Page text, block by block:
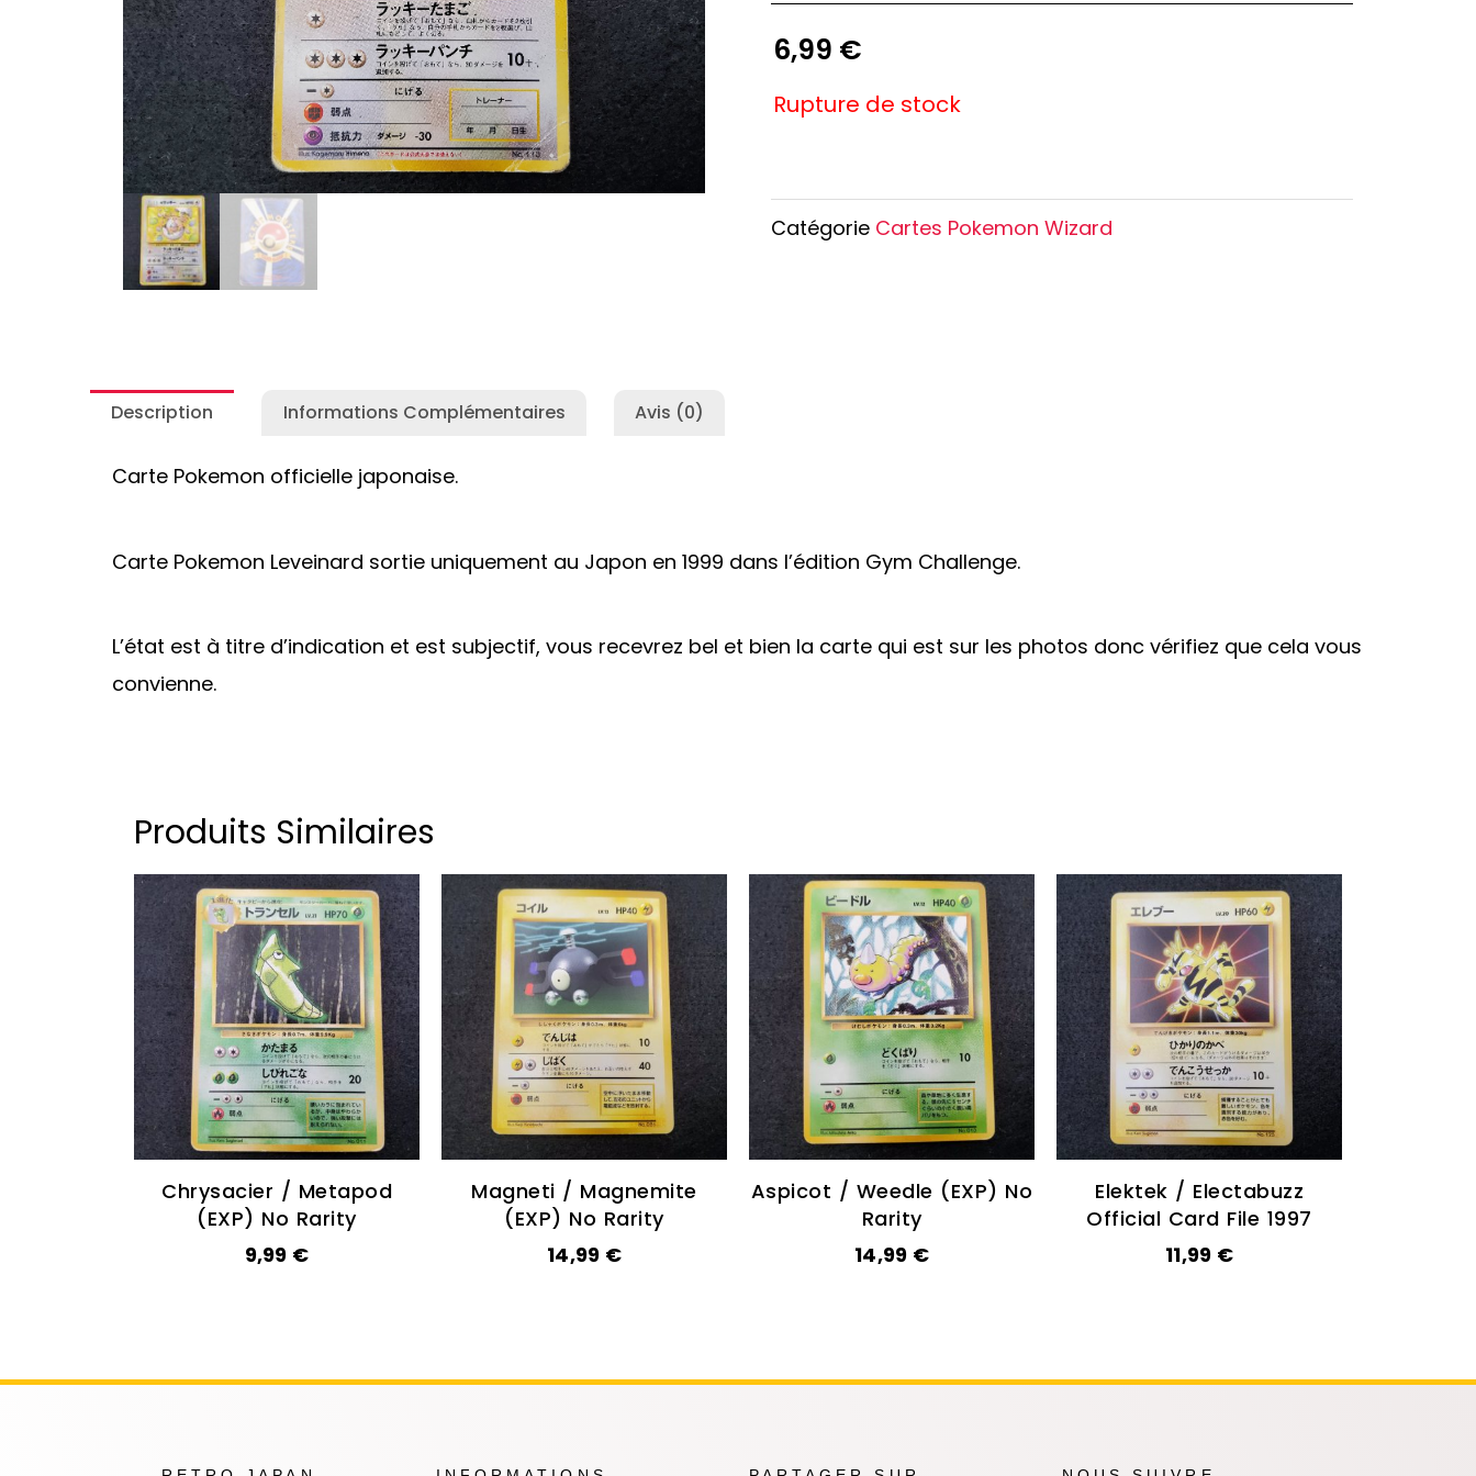
Autres Collections Pokemon
Detective Conan
Yu-Gi-Oh
Haikyu!!
Promised Neverland
Oshi no Ko
6,99 €
Rupture de stock
Catégorie Cartes Pokemon Wizard
Description Informations Complémentaires Avis (0)
Carte Pokemon officielle japonaise.
Carte Pokemon Leveinard sortie uniquement au Japon en 1999 dans l’édition Gym Challenge.
L’état est à titre d’indication et est subjectif, vous recevrez bel et bien la carte qui est sur les photos donc vérifiez que cela vous
convienne.
Produits Similaires
Chrysacier / Metapod
(EXP) No Rarity
9,99 €
Magneti / Magnemite
(EXP) No Rarity
14,99 €
Aspicot / Weedle (EXP) No
Rarity
14,99 €
Elektek / Electabuzz
Official Card File 1997
11,99 €